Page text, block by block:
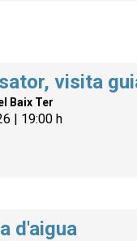
visita
Baix Ter
| 19:00 h
d'aigua